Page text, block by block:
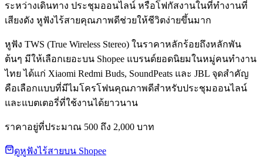
ระหว่างเดินทาง ประชุมออนไลน์ หรือโฟกัสงานในที่ทำงานที่
เสียงดัง หูฟังไร้สายคุณภาพดีช่วยให้ชีวิตง่ายขึ้นมาก
หูฟัง TWS (True Wireless Stereo) ในราคาหลักร้อยถึงหลักพัน
ต้นๆ มีให้เลือกเยอะบน Shopee แบรนด์ยอดนิยมในหมู่คนทำงาน
ไทย ได้แก่ Xiaomi Redmi Buds, SoundPeats และ JBL จุดสำคัญ
คือเลือกแบบที่มีไมโครโฟนคุณภาพดีสำหรับประชุมออนไลน์
และแบตเตอรี่ที่ใช้งานได้ยาวนาน
ราคาอยู่ที่ประมาณ 500 ถึง 2,000 บาท
ดูหูฟังไร้สายบน Shopee